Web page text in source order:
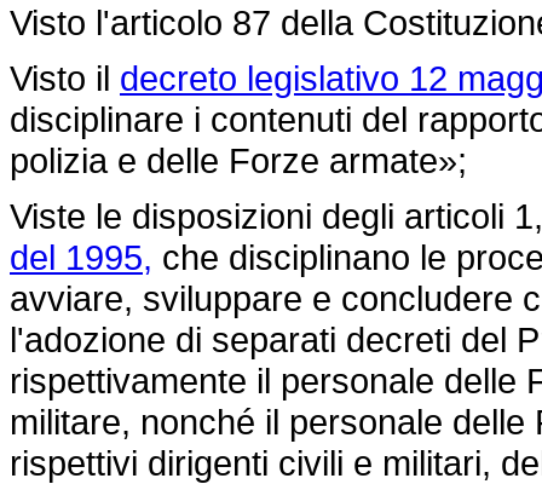
Visto l'articolo 87 della
Visto il decreto legislativo 12
disciplinare i contenuti del
polizia e delle Forze armate»;
Viste le disposizioni degli articoli
del 1995, che disciplinano le
avviare, sviluppare e concludere
l'adozione di separati decreti del
rispettivamente il personale delle
militare, nonché il personale
rispettivi dirigenti civili e militari,